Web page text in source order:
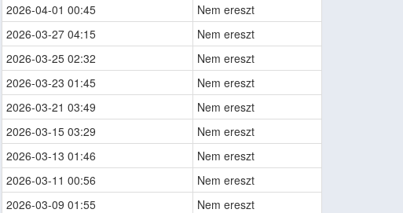
2026-04-01 00:45
Nem ereszt
2026-03-27 04:15
Nem ereszt
2026-03-25 02:32
Nem ereszt
2026-03-23 01:45
Nem ereszt
2026-03-21 03:49
Nem ereszt
2026-03-15 03:29
Nem ereszt
2026-03-13 01:46
Nem ereszt
2026-03-11 00:56
Nem ereszt
2026-03-09 01:55
Nem ereszt